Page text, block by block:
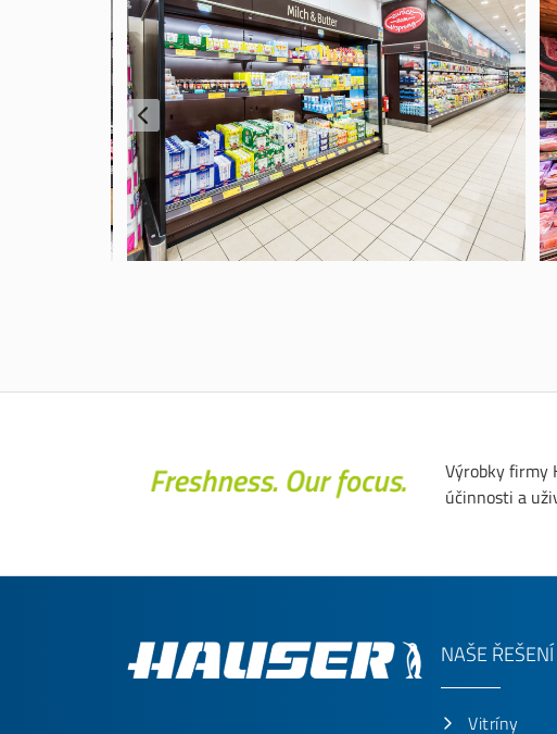
Výrobky firmy
účinnosti a
NAŠE ŘEŠENÍ
Vitríny